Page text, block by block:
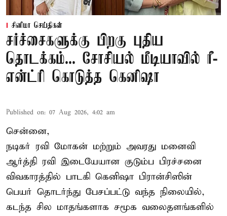
சினிமா செய்திகள்
சர்ச்சைகளுக்கு பிறகு புதிய
தொடக்கம்... சோசியல் மீடியாவில் ரீ-
என்ட்ரி கொடுத்த கெனிஷா
Published on: 07 Aug 2026, 4:02 am
சென்னை,
நடிகர் ரவி மோகன் மற்றும் அவரது மனைவி
ஆர்த்தி ரவி இடையேயான குடும்ப பிரச்சனை
விவகாரத்தில் பாடகி கெனிஷா பிரான்சிஸின்
பெயர் தொடர்ந்து பேசப்பட்டு வந்த நிலையில்,
கடந்த சில மாதங்களாக சமூக வலைதளங்களில்